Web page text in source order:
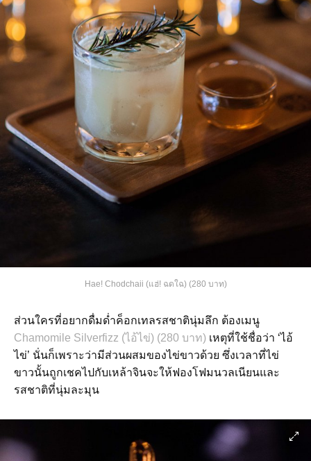
Hae! Chodchaii (แฮ่! ฉดใฉ) (280 บาท)
ส่วนใครที่อยากดื่มด่ำค็อกเทลรสชาตินุ่มลึก ต้องเมนู
Chamomile Silverfizz (ไอ้ไข่) (280 บาท) เหตุที่ใช้ชื่อว่า ‘ไอ้
ไข่’ นั่นก็เพราะว่ามีส่วนผสมของไข่ขาวด้วย ซึ่งเวลาที่ไข่
ขาวนั้นถูกเชคไปกับเหล้าจินจะให้ฟองโฟมนวลเนียนและ
รสชาติที่นุ่มละมุน